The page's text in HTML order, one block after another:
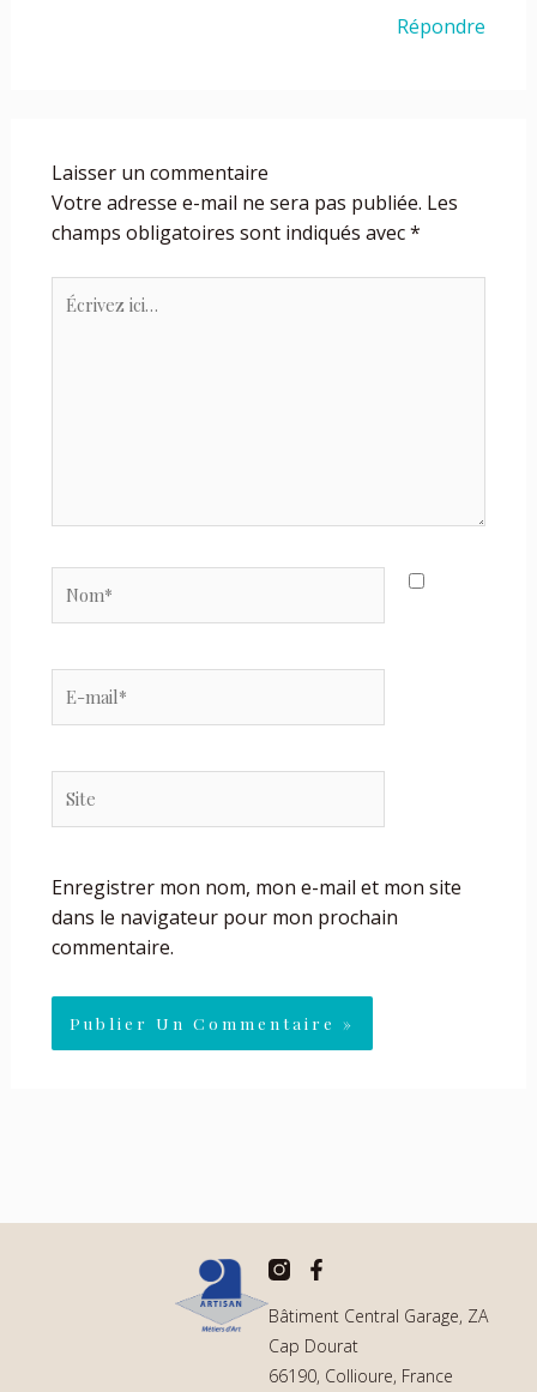
Répondre
Laisser un commentaire
Votre adresse e-mail ne sera pas publiée. Les
champs obligatoires sont indiqués avec*
Écrivez
ici…
mail*
Enregistrer mon nom, mon e-mail et mon site
dans le navigateur pour mon prochain
commentaire.
F
a
c
b
o
Bâtiment Central Garage, ZA
Cap Dourat
66190, Collioure, France